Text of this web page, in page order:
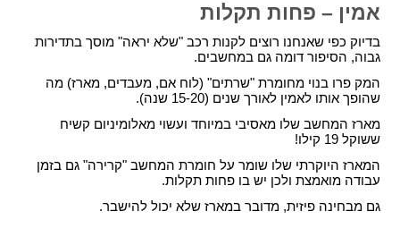
אמין – פחות תקלות
בדיוק כפי שאנחנו רוצים לקנות רכב "שלא יראה" מוסך בתדירות
גבוה, הסיפור דומה גם במחשבים.
המק פרו בנוי מחומרת "שרתים" (לוח אם, מעבדים, מארז) מה
שהופך אותו לאמין לאורך שנים (15-20 שנה).
מארז המחשב שלו מאסיבי במיוחד ועשוי מאלומיניום קשיח
ששוקל 19 קילו!
המארז היוקרתי שלו שומר על חומרת המחשב "קרירה" גם בזמן
עבודה מואמצת ולכן יש בו פחות תקלות.
גם מבחינה פיזית, מדובר במארז שלא יכול להישבר.